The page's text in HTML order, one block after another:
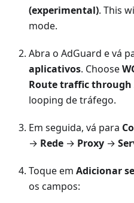
(experimental). This
mode.
Abra o AdGuard e vá
aplicativos. Choose
Route traffic through
looping de tráfego.
Em seguida, vá para
→ Rede → Proxy →
Toque em Adicionar
os campos: